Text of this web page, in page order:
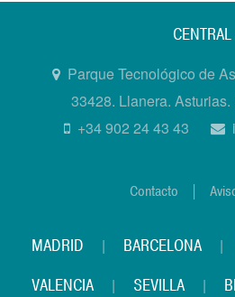
CENTRAL
Parque Tecnológico de
33428. Llanera.
+34 902 24 43 43
Contacto
MADRID | BARCELONA |
VALENCIA | SEVILLA |